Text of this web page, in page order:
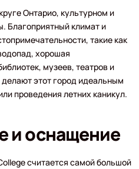
Онтарио, культурном и
Благоприятный климат и
такие как
хорошая
музеев, театров и
этот город идеальным
проведения летних каникул.
и оснащение
считается самой большой